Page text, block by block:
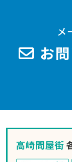
メ
お